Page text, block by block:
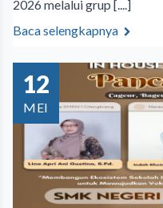
2026 melalui grup [....]
Baca selengkapnya
12
MEI